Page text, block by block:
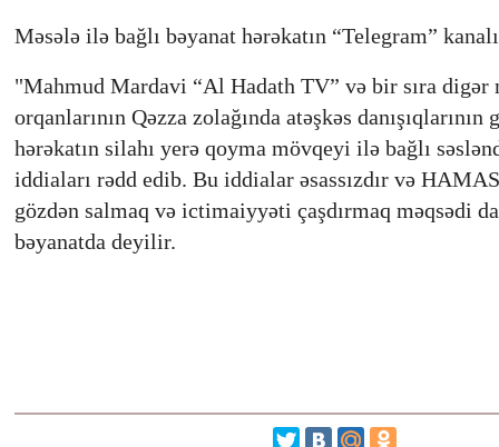
Məsələ ilə bağlı bəyanat hərəkatın “Telegram”
"Mahmud Mardavi “Al Hadath TV” və bir sıra digər
orqanlarının Qəzza zolağında atəşkəs danışıqlarının
hərəkatın silahı yerə qoyma mövqeyi ilə bağlı
iddiaları rədd edib. Bu iddialar əsassızdır və
gözdən salmaq və ictimaiyyəti çaşdırmaq məqsədi
bəyanatda deyilir.